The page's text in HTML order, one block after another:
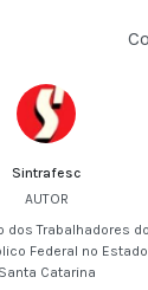
Sintrafesc
AUTOR
dos Trabalhadores do
Federal no
Santa Catarina